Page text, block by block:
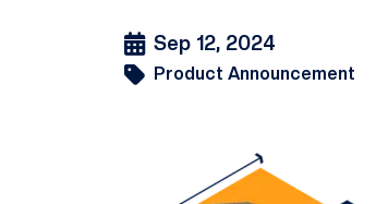
Sep 12, 2024
Product Announcement